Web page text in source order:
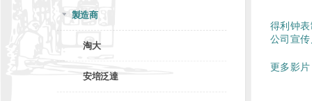
製造商
淘大
安培泛達
得利钟
公司宣
更多影片